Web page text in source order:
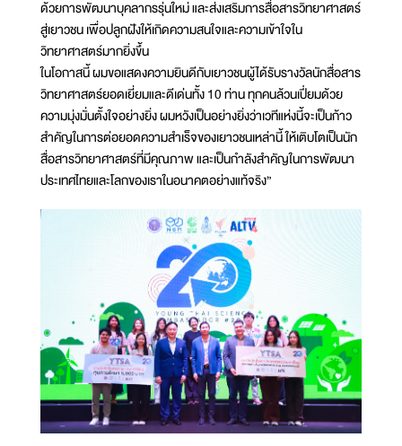
ด้วยการพัฒนาบุคลากรรุ่นใหม่ และส่งเสริมการสื่อสารวิทยาศาสตร์
สู่เยาวชน เพื่อปลูกฝังให้เกิดความสนใจและความเข้าใจใน
วิทยาศาสตร์มากยิ่งขึ้น
ในโอกาสนี้ ผมขอแสดงความยินดีกับเยาวชนผู้ได้รับรางวัลนักสื่อสาร
วิทยาศาสตร์ยอดเยี่ยมและดีเด่นทั้ง 10 ท่าน ทุกคนล้วนเปี่ยมด้วย
ความมุ่งมั่นตั้งใจอย่างยิ่ง ผมหวังเป็นอย่างยิ่งว่าเวทีแห่งนี้จะเป็นก้าว
สำคัญในการต่อยอดความสำเร็จของเยาวชนเหล่านี้ ให้เติบโตเป็นนัก
สื่อสารวิทยาศาสตร์ที่มีคุณภาพ และเป็นกำลังสำคัญในการพัฒนา
ประเทศไทยและโลกของเราในอนาคตอย่างแท้จริง”